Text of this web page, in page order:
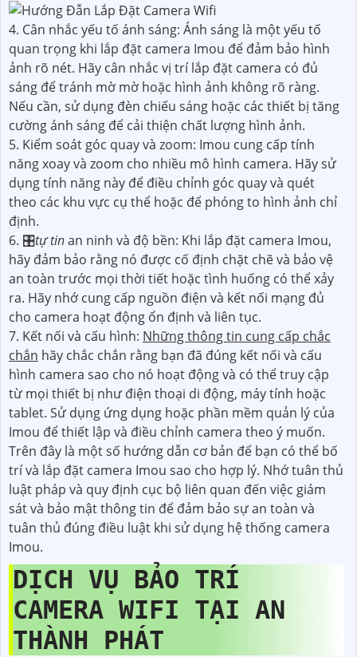
4. Cân nhắc yếu tố ánh sáng: Ánh sáng là một yếu tố
quan trọng khi lắp đặt camera Imou để đảm bảo hình
ảnh rõ nét. Hãy cân nhắc vị trí lắp đặt camera có đủ
sáng để tránh mờ mờ hoặc hình ảnh không rõ ràng.
Nếu cần, sử dụng đèn chiếu sáng hoặc các thiết bị tăng
cường ánh sáng để cải thiện chất lượng hình ảnh.
5. Kiểm soát góc quay và zoom: Imou cung cấp tính
năng xoay và zoom cho nhiều mô hình camera. Hãy sử
dụng tính năng này để điều chỉnh góc quay và quét
theo các khu vực cụ thể hoặc để phóng to hình ảnh chỉ
định.
6. 🎛tự tinan ninh và độ bền: Khi lắp đặt camera Imou,
hãy đảm bảo rằng nó được cố định chặt chẽ và bảo vệ
an toàn trước mọi thời tiết hoặc tình huống có thể xảy
ra. Hãy nhớ cung cấp nguồn điện và kết nối mạng đủ
cho camera hoạt động ổn định và liên tục.
7. Kết nối và cấu hình: Những thông tin cung cấp chắc
chắn hãy chắc chắn rằng bạn đã đúng kết nối và cấu
hình camera sao cho nó hoạt động và có thể truy cập
từ mọi thiết bị như điện thoại di động, máy tính hoặc
tablet. Sử dụng ứng dụng hoặc phần mềm quản lý của
Imou để thiết lập và điều chỉnh camera theo ý muốn.
Trên đây là một số hướng dẫn cơ bản để bạn có thể bố
trí và lắp đặt camera Imou sao cho hợp lý. Nhớ tuân thủ
luật pháp và quy định cục bộ liên quan đến việc giám
sát và bảo mật thông tin để đảm bảo sự an toàn và
tuân thủ đúng điều luật khi sử dụng hệ thống camera
Imou.
DỊCH VỤ BẢO TRÍ
CAMERA WIFI TẠI AN
THÀNH PHÁT